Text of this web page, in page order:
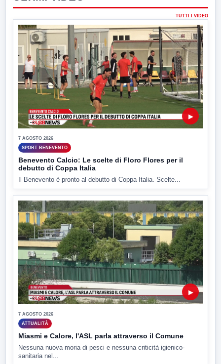
TUTTI I VIDEO
▶
7 AGOSTO 2026
SPORT BENEVENTO
Benevento Calcio: Le scelte di Floro Flores per il
debutto di Coppa Italia
Il Benevento è pronto al debutto di Coppa Italia. Scelte...
▶
7 AGOSTO 2026
ATTUALITÀ
Miasmi e Calore, l'ASL parla attraverso il Comune
Nessuna nuova moria di pesci e nessuna criticità igienico-
sanitaria nel...